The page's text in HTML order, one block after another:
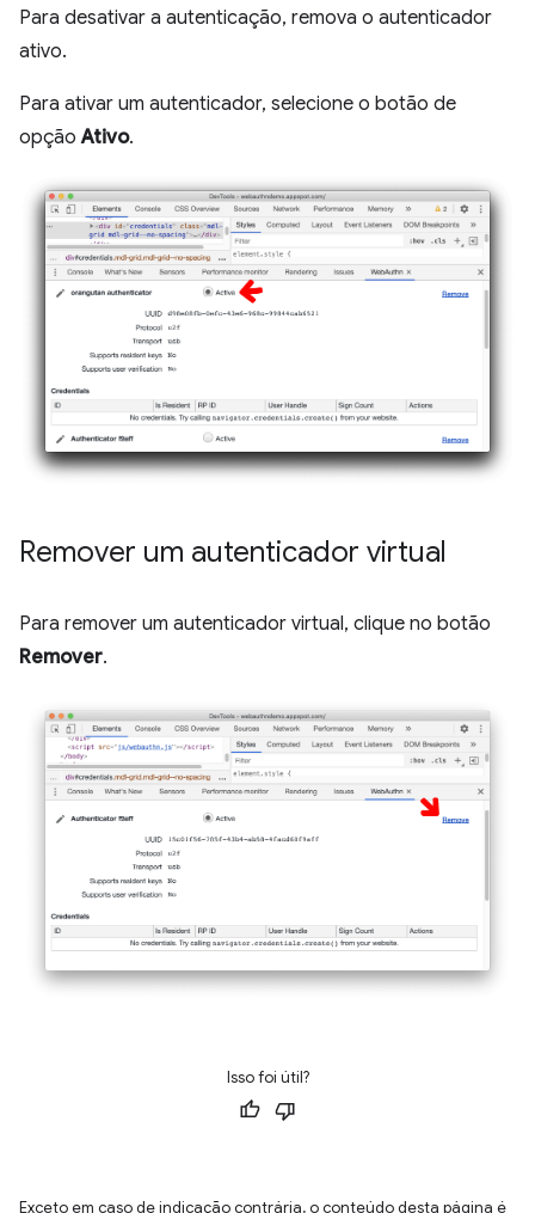
Para desativar a autenticação, remova o autenticador
ativo.
Para ativar um autenticador, selecione o botão de
opçãoAtivo.
Remover um autenticador virtual
Para remover um autenticador virtual, clique no botão
Remover.
Isso foi útil?
Exceto em caso de indicação contrária, o conteúdo desta página é